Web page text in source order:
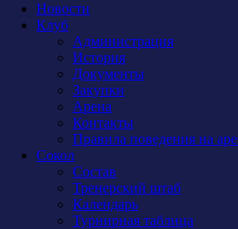
Новости
Клуб
Администрация
История
Документы
Закупки
Арена
Контакты
Правила поведения на
Сокол
Состав
Тренерский штаб
Календарь
Турнирная таблица